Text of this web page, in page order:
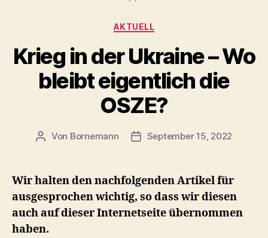
Kategorien
AKTUELL
Krieg in der Ukraine – Wo
bleibt eigentlich die
OSZE?
Beitragsautor
Von Bornemann Veröffentlichungsdatum
September 15, 2022
Wir halten den nachfolgenden Artikel für
ausgesprochen wichtig, so dass wir diesen
auch auf dieser Internetseite übernommen
haben.